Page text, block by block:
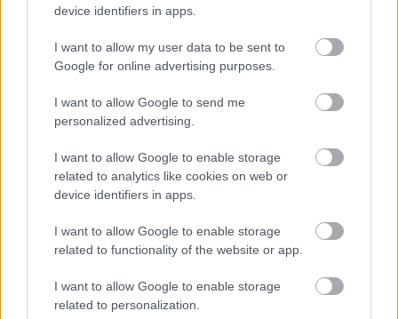
device identifiers in apps.
I want to allow my user data to be sent to
Google for online advertising purposes.
I want to allow Google to send me
personalized advertising.
I want to allow Google to enable storage
related to analytics like cookies on web or
device identifiers in apps.
I want to allow Google to enable storage
related to functionality of the website or app.
I want to allow Google to enable storage
related to personalization.
Vagyonvisszaszerzés: amikor a pénz
gyorsabban fut, mint a jog
ELEMZÉSEK 2026. júl. 21.